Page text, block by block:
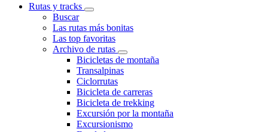
Rutas y tracks
Buscar
Las rutas más bonitas
Las top favoritas
Archivo de rutas
Bicicletas de montaña
Transalpinas
Ciclorrutas
Bicicleta de carreras
Bicicleta de trekking
Excursión por la montaña
Excursionismo